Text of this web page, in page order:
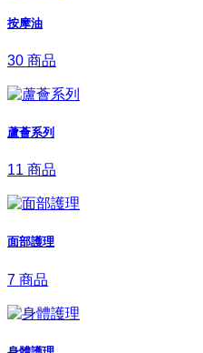
按摩油
30 商品
蘆薈系列
11 商品
面部護理
7 商品